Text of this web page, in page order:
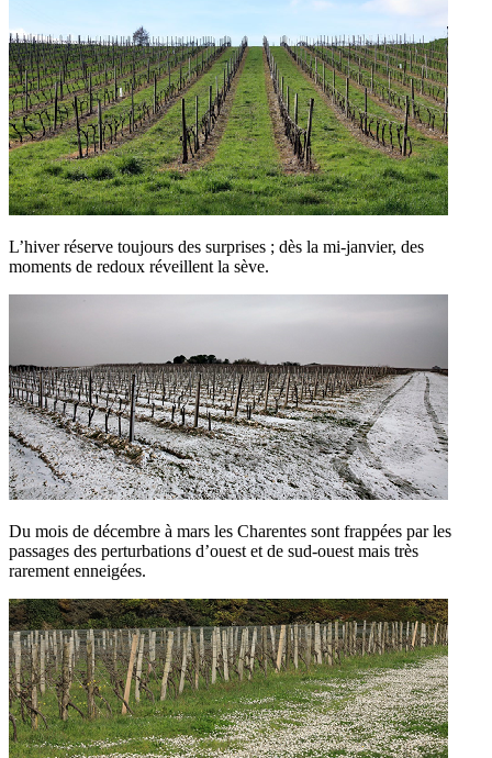
L’hiver réserve toujours des surprises ; dès la mi-janvier, des
moments de redoux réveillent la sève.
Du mois de décembre à mars les Charentes sont frappées par les
passages des perturbations d’ouest et de sud-ouest mais très
rarement enneigées.